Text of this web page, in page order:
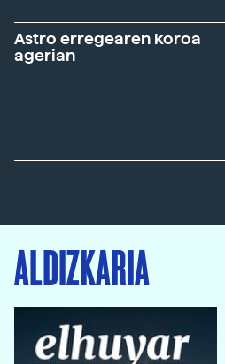
Astro erregearen koroa
agerian
ALDIZKARIA